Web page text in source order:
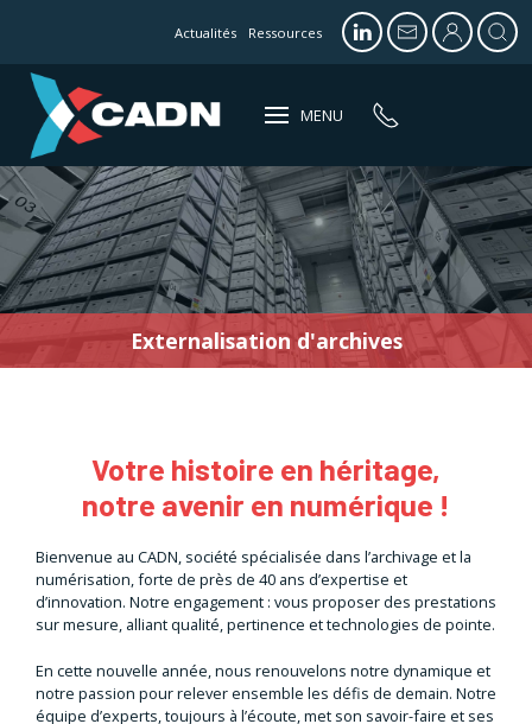
Actualités Ressources
MENU
Externalisation d'archives
Traitement
Votre histoire en héritage,
notre avenir en numérique !
Bienvenue au CADN, société spécialisée dans l’archivage et la
numérisation, forte de près de 40 ans d’expertise et
d’innovation. Notre engagement : vous proposer des prestations
sur mesure, alliant qualité, pertinence et technologies de pointe.
En cette nouvelle année, nous renouvelons notre dynamique et
notre passion pour relever ensemble les défis de demain. Notre
équipe d’experts, toujours à l’écoute, met son savoir-faire et ses